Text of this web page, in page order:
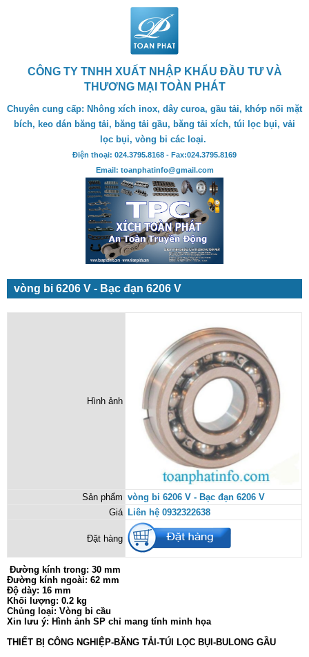
CÔNG TY TNHH XUẤT NHẬP KHẨU ĐẦU TƯ VÀ
THƯƠNG MẠI TOÀN PHÁT
Chuyên cung cấp: Nhông xích inox, dây curoa, gầu tải, khớp nối mặt
bích, keo dán băng tải, băng tải gầu, băng tải xích, túi lọc bụi, vải
lọc bụi, vòng bi các loại.
Điện thoại: 024.3795.8168 - Fax:024.3795.8169
Email: toanphatinfo@gmail.com
vòng bi 6206 V - Bạc đạn 6206 V
Hình ảnh
Sản phẩm vòng bi 6206 V - Bạc đạn 6206 V
Giá Liên hệ 0932322638
Đặt hàng
Đường kính trong: 30 mm
Đường kính ngoài: 62 mm
Độ dày: 16 mm
Khối lượng: 0.2 kg
Chủng loại: Vòng bi cầu
Xin lưu ý: Hình ảnh SP chỉ mang tính minh họa
THIẾT BỊ CÔNG NGHIỆP-BĂNG TẢI-TÚI LỌC BỤI-BULONG GẦU